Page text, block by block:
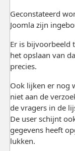
Geconstateerd
Joomla zijn
Er is bijvoorbeeld
het opslaan van
precies.
Ook lijken er nog
niet aan de
de vragers in de
De user schijnt
gegevens heeft
lukken.